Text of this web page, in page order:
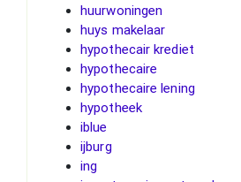
huurwoningen
huys makelaar
hypothecair krediet
hypothecaire
hypothecaire lening
hypotheek
iblue
ijburg
ing